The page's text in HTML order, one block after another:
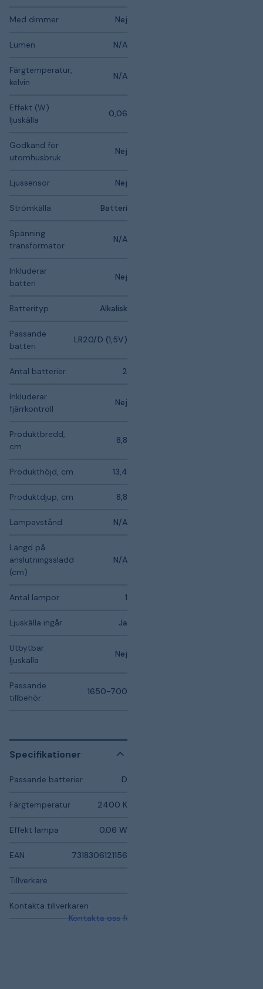
Med dimmer Nej
Lumen N/A
Färgtemperatur,
kelvin
N/A
Effekt (W)
ljuskälla
0,06
Godkänd för
utomhusbruk
Nej
Ljussensor Nej
Strömkälla Batteri
Spänning
transformator
N/A
Inkluderar
batteri
Nej
Batterityp Alkalisk
Passande
batteri
LR20/D (1,5V)
Antal batterier 2
Inkluderar
fjärrkontroll
Nej
Produktbredd,
cm
8,8
Produkthöjd, cm 13,4
Produktdjup, cm 8,8
Lampavstånd N/A
Längd på
anslutningssladd
(cm)
N/A
Antal lampor 1
Ljuskälla ingår Ja
Utbytbar
ljuskälla
Nej
Passande
tillbehör
1650-700
Specifikationer
Passande batterier D
Färgtemperatur 2400 K
Effekt lampa 0.06 W
EAN 7318306121156
Tillverkare
Kontakta tillverkaren
Kontakta oss för mer information